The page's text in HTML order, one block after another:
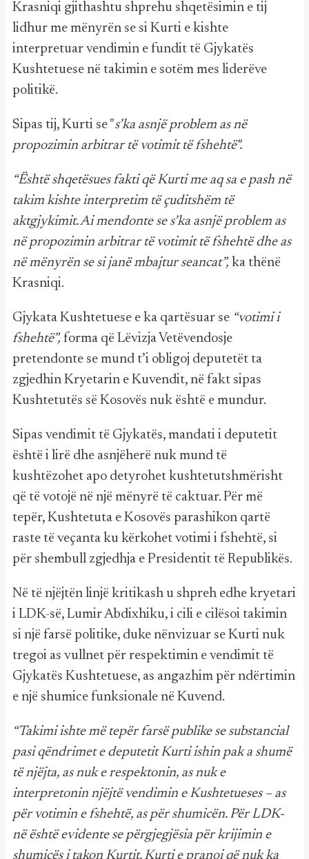
Krasniqi gjithashtu shprehu shqetësimin e tij
lidhur me mënyrën se si Kurti e kishte
interpretuar vendimin e fundit të Gjykatës
Kushtetuese në takimin e sotëm mes liderëve
politikë.
Sipas tij, Kurti se "s’ka asnjë problem as në
propozimin arbitrar të votimit të fshehtë".
“Është shqetësues fakti që Kurti me aq sa e pash në
takim kishte interpretim të çuditshëm të
aktgjykimit. Ai mendonte se s’ka asnjë problem as
në propozimin arbitrar të votimit të fshehtë dhe as
në mënyrën se si janë mbajtur seancat”, ka thënë
Krasniqi.
Gjykata Kushtetuese e ka qartësuar se “votimi i
fshehtë”, forma që Lëvizja Vetëvendosje
pretendonte se mund t’i obligoj deputetët ta
zgjedhin Kryetarin e Kuvendit, në fakt sipas
Kushtetutës së Kosovës nuk është e mundur.
Sipas vendimit të Gjykatës, mandati i deputetit
është i lirë dhe asnjëherë nuk mund të
kushtëzohet apo detyrohet kushtetutshmërisht
që të votojë në një mënyrë të caktuar. Për më
tepër, Kushtetuta e Kosovës parashikon qartë
raste të veçanta ku kërkohet votimi i fshehtë, si
për shembull zgjedhja e Presidentit të Republikës.
Në të njëjtën linjë kritikash u shpreh edhe kryetari
i LDK-së, Lumir Abdixhiku, i cili e cilësoi takimin
si një farsë politike, duke nënvizuar se Kurti nuk
tregoi as vullnet për respektimin e vendimit të
Gjykatës Kushtetuese, as angazhim për ndërtimin
e një shumice funksionale në Kuvend.
“Takimi ishte më tepër farsë publike se substancial
pasi qëndrimet e deputetit Kurti ishin pak a shumë
të njëjta, as nuk e respektonin, as nuk e
interpretonin njëjtë vendimin e Kushtetueses – as
për votimin e fshehtë, as për shumicën. Për LDK-
në është evidente se përgjegjësia për krijimin e
shumicës i takon Kurtit. Kurti e pranoi që nuk ka